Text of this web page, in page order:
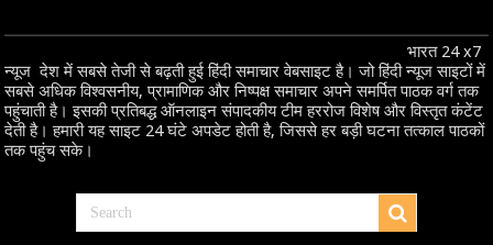
भारत 24 x7
न्यूज देश में सबसे तेजी से बढ़ती हुई हिंदी समाचार वेबसाइट है। जो हिंदी न्यूज साइटों में
सबसे अधिक विश्वसनीय, प्रामाणिक और निष्पक्ष समाचार अपने समर्पित पाठक वर्ग तक
पहुंचाती है। इसकी प्रतिबद्ध ऑनलाइन संपादकीय टीम हररोज विशेष और विस्तृत कंटेंट
देती है। हमारी यह साइट 24 घंटे अपडेट होती है, जिससे हर बड़ी घटना तत्काल पाठकों
तक पहुंच सके।